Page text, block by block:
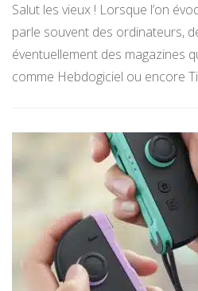
Salut les vieux ! Lorsque l’on
parle souvent des ordinateurs,
éventuellement des magazines
comme Hebdogiciel ou encore